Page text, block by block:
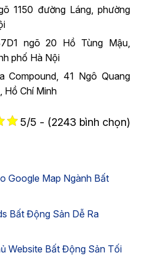
1150 đường Láng, phường
ngõ 20 Hồ Tùng Mậu,
phố Hà Nội
Compound, 41 Ngô Quang
Hồ Chí Minh
5/5 - (2243 bình chọn)
Google Map Ngành Bất
Bất Động Sản Dễ Ra
Website Bất Động Sản Tối